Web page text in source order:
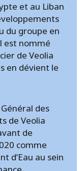
et au Liban
du groupe en
est nommé
de Veolia
en dévient le
des
de Veolia
de
comme
d’Eau au sein